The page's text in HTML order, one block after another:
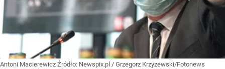
Antoni Macierewicz Źródło: Newspix.pl / Grzegorz Krzyzewski/Fotonews